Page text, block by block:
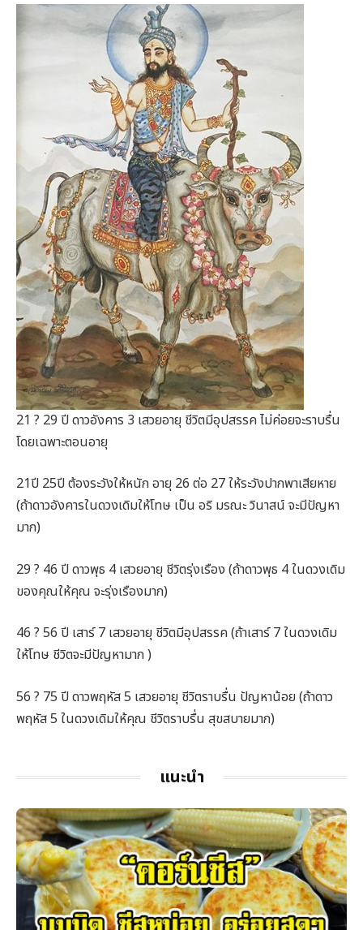
21 ? 29 ปี ดาวอังคาร 3 เสวยอายุ ชีวิตมีอุปสรรค ไม่ค่อยจะราบรื่น
โดยเฉพาะตอนอายุ
21ปี 25ปี ต้องระวังให้หนัก อายุ 26 ต่อ 27 ให้ระวังปากพาเสียหาย
(ถ้าดาวอังคารในดวงเดิมให้โทษ เป็น อริ มรณะ วินาสน์ จะมีปัญหา
มาก)
29 ? 46 ปี ดาวพุธ 4 เสวยอายุ ชีวิตรุ่งเรือง (ถ้าดาวพุธ 4 ในดวงเดิม
ของคุณให้คุณ จะรุ่งเรืองมาก)
46 ? 56 ปี เสาร์ 7 เสวยอายุ ชีวิตมีอุปสรรค (ถ้าเสาร์ 7 ในดวงเดิม
ให้โทษ ชีวิตจะมีปัญหามาก )
56 ? 75 ปี ดาวพฤหัส 5 เสวยอายุ ชีวิตราบรื่น ปัญหาน้อย (ถ้าดาว
พฤหัส 5 ในดวงเดิมให้คุณ ชีวิตราบรื่น สุขสบายมาก)
แนะนำ